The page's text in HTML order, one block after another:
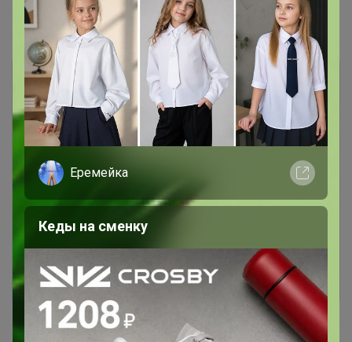
Показаны записи1-7
Чтобы ответить или задать вопрос
необходимо авторизоваться на сайте
Это займет меньше минуты
Войти Зарегистрироваться
Еремейка
Кеды на сменку